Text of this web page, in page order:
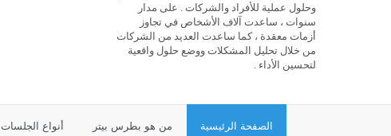
وحلول عملية للأفراد والشركات . على مدار
سنوات ، ساعدت آلاف الأشخاص في تجاوز
أزمات معقدة ، كما ساعدت العديد من الشركات
من خلال تحليل المشكلات ووضع حلول واقعية
لتحسين الأداء .
الصفحة الرئيسية من هو بطرس بيتر أنواع الجلسات